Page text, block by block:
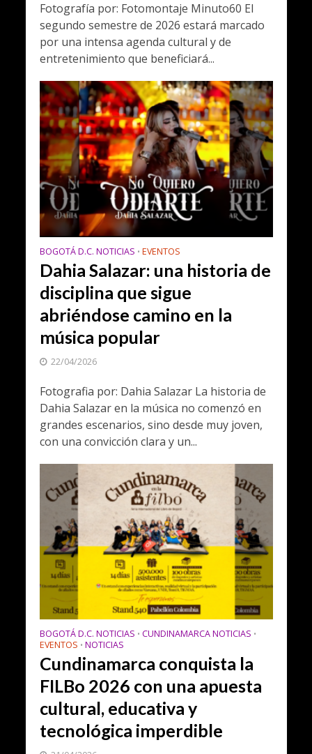
Fotografía por: Fotomontaje Minuto60 El
segundo semestre de 2026 estará marcado
por una intensa agenda cultural y de
entretenimiento que beneficiará...
BOGOTÁ D.C. NOTICIAS • EVENTOS
Dahia Salazar: una historia de
disciplina que sigue
abriéndose camino en la
música popular
22/04/2026
Fotografia por: Dahia Salazar La historia de
Dahia Salazar en la música no comenzó en
grandes escenarios, sino desde muy joven,
con una convicción clara y un...
BOGOTÁ D.C. NOTICIAS • CUNDINAMARCA NOTICIAS •
EVENTOS • NOTICIAS
Cundinamarca conquista la
FILBo 2026 con una apuesta
cultural, educativa y
tecnológica imperdible